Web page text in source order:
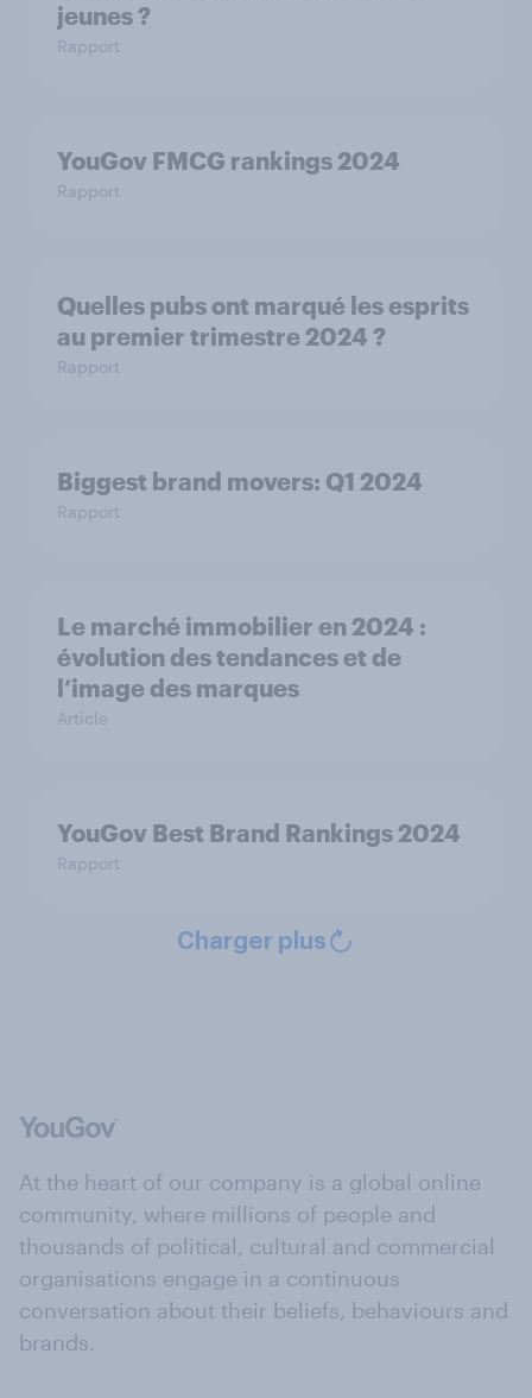
jeunes ?
Rapport
YouGov FMCG rankings 2024
Rapport
Quelles pubs ont marqué les esprits
au premier trimestre 2024 ?
Rapport
Biggest brand movers: Q1 2024
Rapport
Le marché immobilier en 2024 :
évolution des tendances et de
l’image des marques
Article
YouGov Best Brand Rankings 2024
Rapport
Charger plus
At the heart of our company is a global online
community, where millions of people and
thousands of political, cultural and commercial
organisations engage in a continuous
conversation about their beliefs, behaviours and
brands.